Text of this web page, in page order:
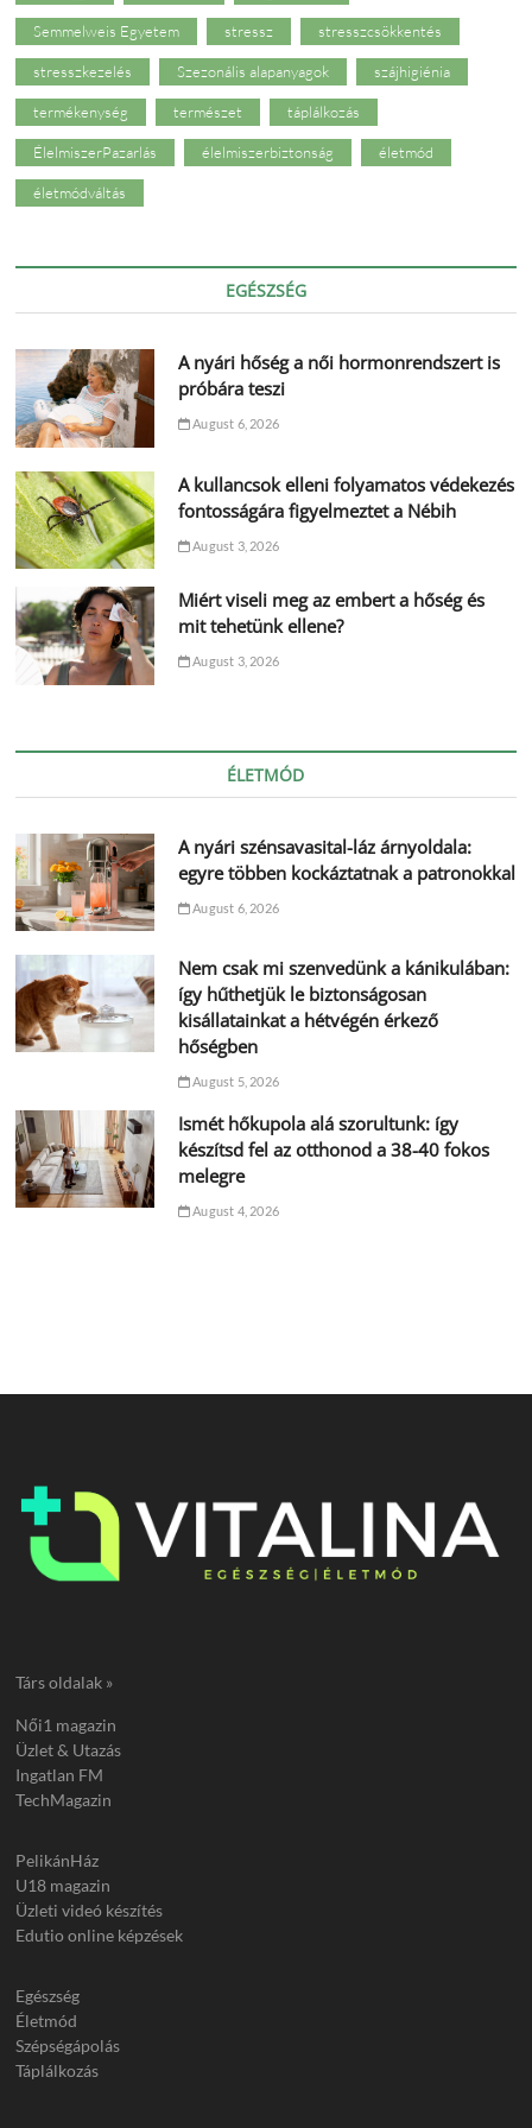
Semmelweis Egyetem stressz stresszcsökkentés
stresszkezelés Szezonális alapanyagok szájhigiénia
termékenység természet táplálkozás
ÉlelmiszerPazarlás élelmiszerbiztonság életmód
életmódváltás
EGÉSZSÉG
A nyári hőség a női hormonrendszert is
próbára teszi
August 6, 2026
A kullancsok elleni folyamatos védekezés
fontosságára figyelmeztet a Nébih
August 3, 2026
Miért viseli meg az embert a hőség és
mit tehetünk ellene?
August 3, 2026
ÉLETMÓD
A nyári szénsavasital-láz árnyoldala:
egyre többen kockáztatnak a patronokkal
August 6, 2026
Nem csak mi szenvedünk a kánikulában:
így hűthetjük le biztonságosan
kisállatainkat a hétvégén érkező
hőségben
August 5, 2026
Ismét hőkupola alá szorultunk: így
készítsd fel az otthonod a 38-40 fokos
melegre
August 4, 2026
Társ oldalak »
Női1 magazin
Üzlet & Utazás
Ingatlan FM
TechMagazin
PelikánHáz
U18 magazin
Üzleti videó készítés
Edutio online képzések
Egészség
Életmód
Szépségápolás
Táplálkozás